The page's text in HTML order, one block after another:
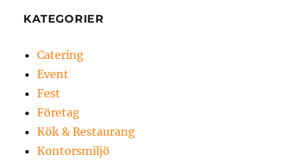
KATEGORIER
Catering
Event
Fest
Företag
Kök & Restaurang
Kontorsmiljö